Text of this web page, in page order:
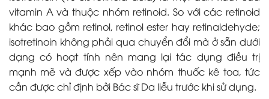
vitamin A và thuộc nhóm retinoid. So với các retinoid
khác bao gồm retinol, retinol ester hay retinaldehyde;
isotretinoin không phải qua chuyển đổi mà ở sẵn dưới
dạng có hoạt tính nên mang lại tác dụng điều trị
mạnh mẽ và được xếp vào nhóm thuốc kê toa, tức
cần được chỉ định bởi Bác sĩ Da liễu trước khi sử dụng.